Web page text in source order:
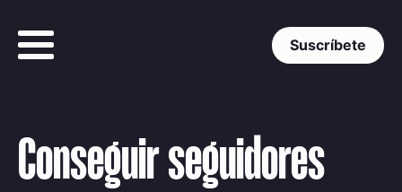
Suscríbete
Conseguir seguidores